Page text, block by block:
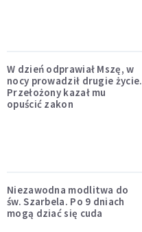
W dzień odprawiał Mszę, w
nocy prowadził drugie życie.
Przełożony kazał mu
opuścić zakon
Niezawodna modlitwa do
św. Szarbela. Po 9 dniach
mogą dziać się cuda